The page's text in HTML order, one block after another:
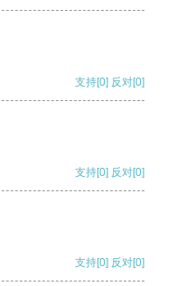
支持[0] 反对[0]
支持[0] 反对[0]
支持[0] 反对[0]